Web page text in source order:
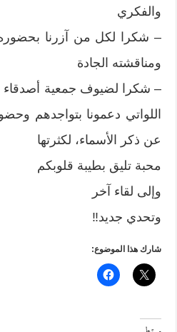
والفكري
– شكرا لكل من آزرنا بحضوره
ومناقشته الجادة
– شكرا لضيوف جمعية أصدقاء
اللواتي دعمونا بتواجدهم
عن ذكر الأسماء، لكثرتها
محبة تليق بطيبة قلوبكم
وإلى لقاء آخر
وتحدي جديد‼
شارك هذا الموضوع: